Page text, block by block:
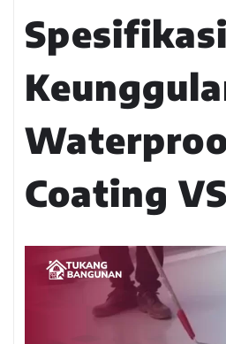
Spesifikasi
Coating